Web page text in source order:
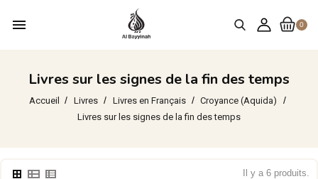
0
menu
Livres sur les signes de la fin des temps
Accueil Livres Livres en Français
Croyance (Aquida)
Livres sur les signes de la fin des temps
Il y a 6 produits.